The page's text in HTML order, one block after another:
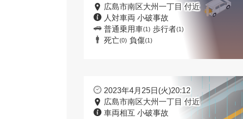
広島市南区大州一丁目 付近
人対車両 小破事故
普通乗用車(1) 歩行者(1)
死亡(0) 負傷(1)
2023年4月25日(火)20:12
広島市南区大州一丁目 付近
車両相互 小破事故